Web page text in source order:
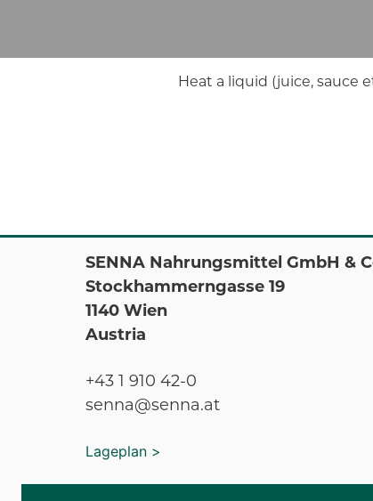
Heat a liquid (juice, sauce
SENNA Nahrungsmittel GmbH &
Stockhammerngasse 19
1140 Wien
Austria
+43 1 910 42-0
senna@senna.at
Lageplan >